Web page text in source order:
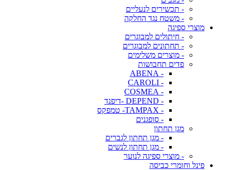
- תכשירים לנעליים
- משטח נגד החלקה
מוצרי ספיגה
- חיתולים למבוגרים
- תחתונים למבוגרים
- מוצרים משלימים
פדים תחבושות
- ABENA
- CAROLI
- COSMEA
- DEPEND -דיפנד
- TAMPAX- טמפקס
- סופגנים
מגן תחתון
- מגן תחתון לגברים
- מגן תחתון לנשים
- מוצרי ספיגה לנוער
פינל וחומרי כביסה